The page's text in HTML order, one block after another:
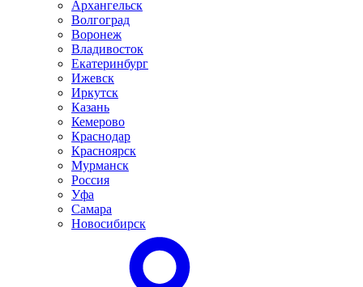
Архангельск
Волгоград
Воронеж
Владивосток
Екатеринбург
Ижевск
Иркутск
Казань
Кемерово
Краснодар
Красноярск
Мурманск
Россия
Уфа
Самара
Новосибирск